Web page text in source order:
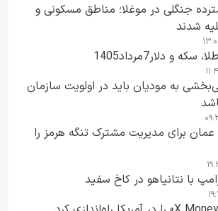
جنگلی در موغلا؛ مناطق مسکونی و
شدند
و دلار7مرداد1405
به مودیان باید در اولویت سازمان
عمان برای مدیریت مشترک تنگه هرمز را
با نتانیاهو در کاخ سفید